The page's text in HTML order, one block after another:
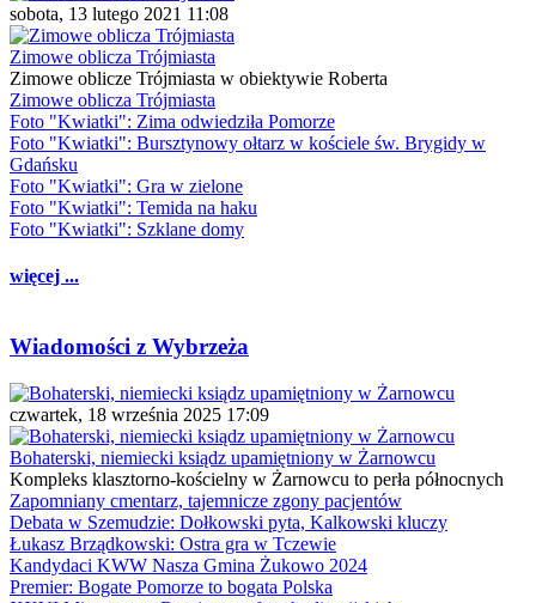
sobota, 13 lutego 2021 11:08
Zimowe oblicza Trójmiasta
Zimowe oblicze Trójmiasta w obiektywie Roberta
Zimowe oblicza Trójmiasta
Foto "Kwiatki": Zima odwiedziła Pomorze
Foto "Kwiatki": Bursztynowy ołtarz w kościele św. Brygidy w
Gdańsku
Foto "Kwiatki": Gra w zielone
Foto "Kwiatki": Temida na haku
Foto "Kwiatki": Szklane domy
więcej ...
Wiadomości z Wybrzeża
czwartek, 18 września 2025 17:09
Bohaterski, niemiecki ksiądz upamiętniony w Żarnowcu
Kompleks klasztorno-kościelny w Żarnowcu to perła północnych
Zapomniany cmentarz, tajemnicze zgony pacjentów
Debata w Szemudzie: Dołkowski pyta, Kalkowski kluczy
Łukasz Brządkowski: Ostra gra w Tczewie
Kandydaci KWW Nasza Gmina Żukowo 2024
Premier: Bogate Pomorze to bogata Polska